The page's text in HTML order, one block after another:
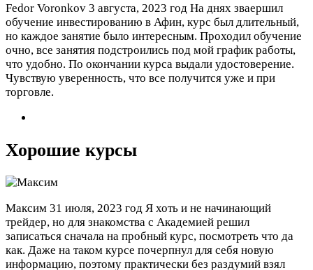
Fedor Voronkov 3 августа, 2023 год На днях зваершил
обучение инвестированию в Афин, курс был длительный,
но каждое занятие было интересным. Проходил обучение
очно, все занятия подстроились под мой график работы,
что удобно. По окончании курса выдали удостоверение.
Чувствую уверенность, что все получится уже и при
торговле.
Хорошие курсы
Максим 31 июля, 2023 год Я хоть и не начинающий
трейдер, но для знакомства с Академией решил
записаться сначала на пробный курс, посмотреть что да
как. Даже на таком курсе почерпнул для себя новую
информацию, поэтому практически без раздумий взял